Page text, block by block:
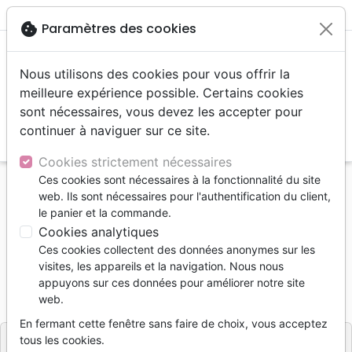
menu
Accueil Livres Famille, couple
Education
Prière des parents est efficace (La)
Prière des parents est efficace (La)
STORMIE OMARTIAN
RéférenceVID114 EAN9782847000344
Editeur Vida
cookie Paramètres des cookies
Nous utilisons des cookies pour vous offrir la
meilleure expérience possible. Certains cookies
sont nécessaires, vous devez les accepter pour
continuer à naviguer sur ce site.
Cookies strictement nécessaires
Ces cookies sont nécessaires à la fonctionnalité du site
web. Ils sont nécessaires pour l'authentification du client,
le panier et la commande.
Cookies analytiques
Ces cookies collectent des données anonymes sur les
visites, les appareils et la navigation. Nous nous
appuyons sur ces données pour améliorer notre site
web.
En fermant cette fenêtre sans faire de choix, vous acceptez
tous les cookies.